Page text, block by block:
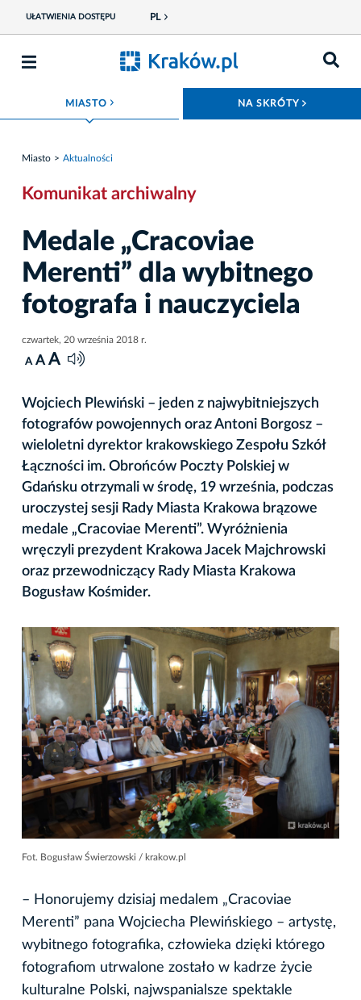
UŁATWIENIA DOSTĘPU PL
MIASTO ROZWIŃ MENU NA SKRÓTY
Miasto Aktualności
Komunikat archiwalny
Medale „Cracoviae
Merenti” dla wybitnego
fotografa i nauczyciela
czwartek, 20 września 2018 r.
A A A
Wojciech Plewiński – jeden z najwybitniejszych
fotografów powojennych oraz Antoni Borgosz –
wieloletni dyrektor krakowskiego Zespołu Szkół
Łączności im. Obrońców Poczty Polskiej w
Gdańsku otrzymali w środę, 19 września, podczas
uroczystej sesji Rady Miasta Krakowa brązowe
medale „Cracoviae Merenti”. Wyróżnienia
wręczyli prezydent Krakowa Jacek Majchrowski
oraz przewodniczący Rady Miasta Krakowa
Bogusław Kośmider.
Fot. Bogusław Świerzowski / krakow.pl
– Honorujemy dzisiaj medalem „Cracoviae
Merenti” pana Wojciecha Plewińskiego – artystę,
wybitnego fotografika, człowieka dzięki którego
fotografiom utrwalone zostało w kadrze życie
kulturalne Polski, najwspanialsze spektakle